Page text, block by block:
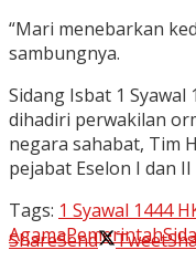
“Mari menebarkan
sambungnya.
Sidang Isbat 1
dihadiri perwakilan
negara sahabat, Tim
pejabat Eselon I dan
Tags: 1 Syawal 1444 H
AgamaPemerintah
ShareSend Tweet